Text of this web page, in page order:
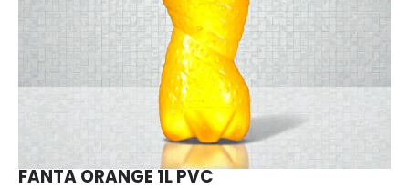
FANTA ORANGE 1L PVC